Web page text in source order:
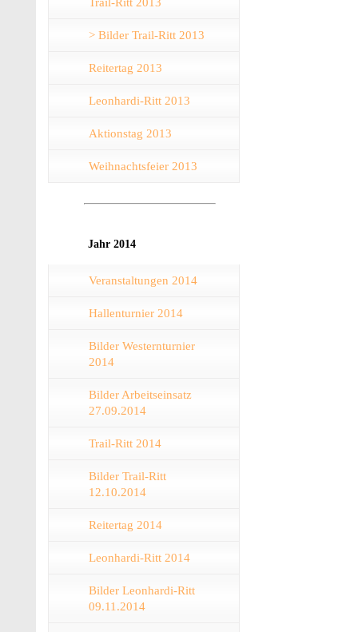
> Bilder Trail-Ritt 2013
Reitertag 2013
Leonhardi-Ritt 2013
Aktionstag 2013
Weihnachtsfeier 2013
Jahr 2014
Veranstaltungen 2014
Hallenturnier 2014
Bilder Westernturnier
2014
Bilder Arbeitseinsatz
27.09.2014
Trail-Ritt 2014
Bilder Trail-Ritt
12.10.2014
Reitertag 2014
Leonhardi-Ritt 2014
Bilder Leonhardi-Ritt
09.11.2014